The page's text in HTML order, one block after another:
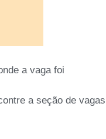
a vaga foi
a seção de vagas